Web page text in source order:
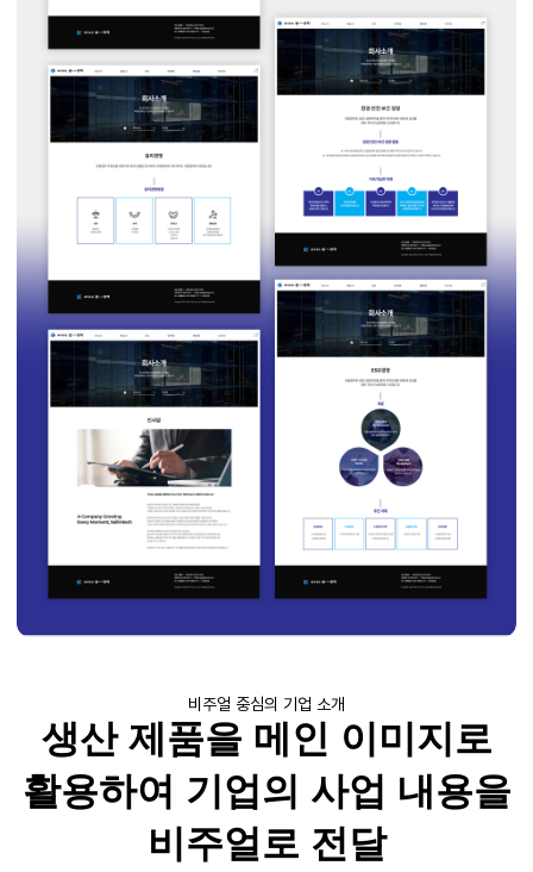
비주얼 중심의 기업 소개
생산 제품을 메인 이미지로
활용하여 기업의 사업 내용을
비주얼로 전달